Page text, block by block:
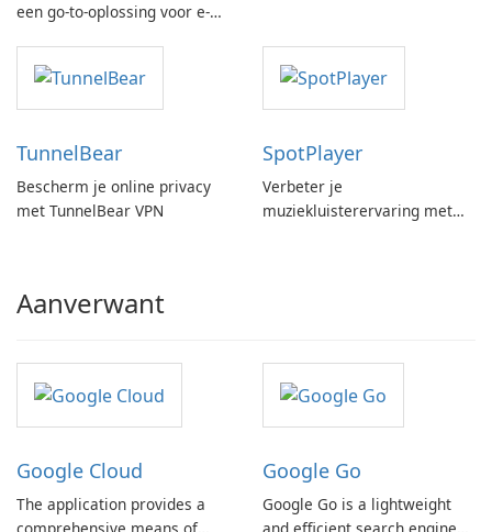
een go-to-oplossing voor e-
TunnelBear
Bescherm je online privacy
met TunnelBear VPN
SpotPlayer
Verbeter je
muziekluisterervaring met
Aanverwant
Google Cloud
The application provides a
comprehensive means of
Google Go
Google Go is a lightweight
and efficient search engine